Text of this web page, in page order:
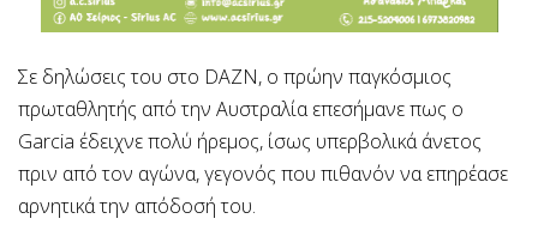
Σε δηλώσεις του στο DAZN, ο πρώην παγκόσμιος
πρωταθλητής από την Αυστραλία επεσήμανε πως ο
Garcia έδειχνε πολύ ήρεμος, ίσως υπερβολικά άνετος
πριν από τον αγώνα, γεγονός που πιθανόν να επηρέασε
αρνητικά την απόδοσή του.